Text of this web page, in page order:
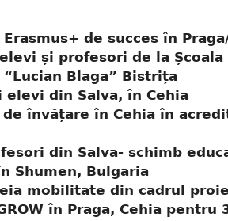
de succes în
și profesori de la Școala
“Lucian Blaga” Bistrița
elevi din Salva, în Cehia
învățare în Cehia în
din Salva- schimb
Shumen, Bulgaria
mobilitate din cadrul
în Praga, Cehia pentru